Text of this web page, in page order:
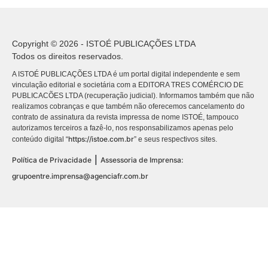
Copyright © 2026 - ISTOÉ PUBLICAÇÕES LTDA
Todos os direitos reservados.
A ISTOÉ PUBLICAÇÕES LTDA é um portal digital independente e sem
vinculação editorial e societária com a EDITORA TRES COMÉRCIO DE
PUBLICACÕES LTDA (recuperação judicial). Informamos também que não
realizamos cobranças e que também não oferecemos cancelamento do
contrato de assinatura da revista impressa de nome ISTOÉ, tampouco
autorizamos terceiros a fazê-lo, nos responsabilizamos apenas pelo
conteúdo digital “https://istoe.com.br” e seus respectivos sites.
Política de Privacidade
Assessoria de Imprensa:
grupoentre.imprensa@agenciafr.com.br